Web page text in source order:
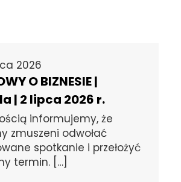
2026
O BIZNESIE |
| 2 lipca 2026 r.
informujemy, że
zmuszeni odwołać
spotkanie i przełożyć
termin. […]